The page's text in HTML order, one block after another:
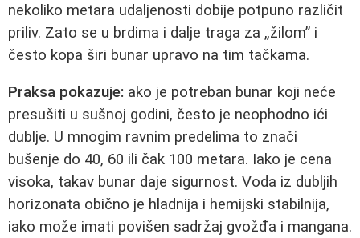
nekoliko metara udaljenosti dobije potpuno različit
priliv. Zato se u brdima i dalje traga za „žilom” i
često kopa širi bunar upravo na tim tačkama.
Praksa pokazuje: ako je potreban bunar koji neće
presušiti u sušnoj godini, često je neophodno ići
dublje. U mnogim ravnim predelima to znači
bušenje do 40, 60 ili čak 100 metara. Iako je cena
visoka, takav bunar daje sigurnost. Voda iz dubljih
horizonata obično je hladnija i hemijski stabilnija,
iako može imati povišen sadržaj gvožđa i mangana.